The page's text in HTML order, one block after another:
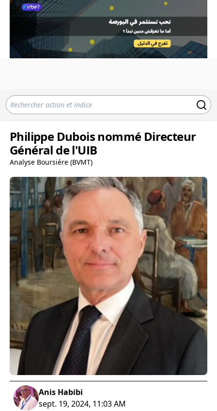
Philippe Dubois nommé Directeur
Général de l'UIB
Analyse Boursiére (BVMT)
Anis Habibi
sept. 19, 2024, 11:03 AM